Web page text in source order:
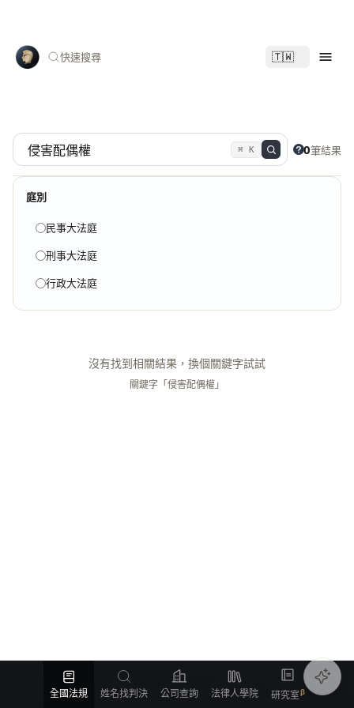
快速搜尋 🇹🇼
⌘ K 0筆結果
庭別
民事大法庭
刑事大法庭
行政大法庭
沒有找到相關結果，換個關鍵字試試
關鍵字「侵害配偶權」
全國法規 姓名找判決 公司查詢 法律人學院 研究室